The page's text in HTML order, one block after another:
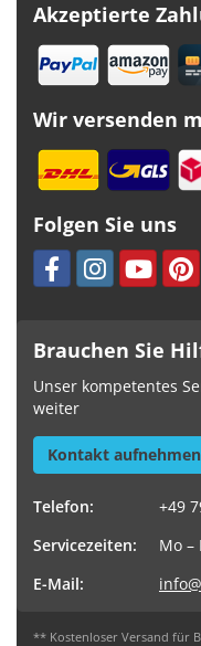
Akzeptierte
Wir versenden
Folgen Sie uns
Brauchen Sie
Unser kompetentes
weiter
Kontakt aufnehmen
Telefon:
+49
Servicezeiten:
Mo –
E-Mail:
** Kostenloser Versand für